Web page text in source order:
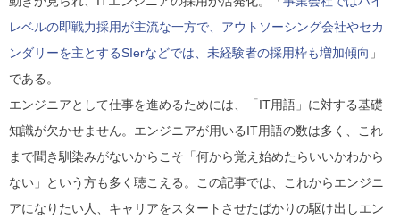
レベルの即戦力採用が主流な一方で、アウトソーシング会社やセカ
ンダリーを主とするSIerなどでは、未経験者の採用枠も増加傾向 」
である。
エンジニアとして仕事を進めるためには、「IT用語」に対する基礎
知識が欠かせません。エンジニアが用いるIT用語の数は多く、これ
まで聞き馴染みがないからこそ「何から覚え始めたらいいかわから
ない」という方も多く聴こえる。この記事では、これからエンジニ
アになりたい人、キャリアをスタートさせたばかりの駆け出しエン